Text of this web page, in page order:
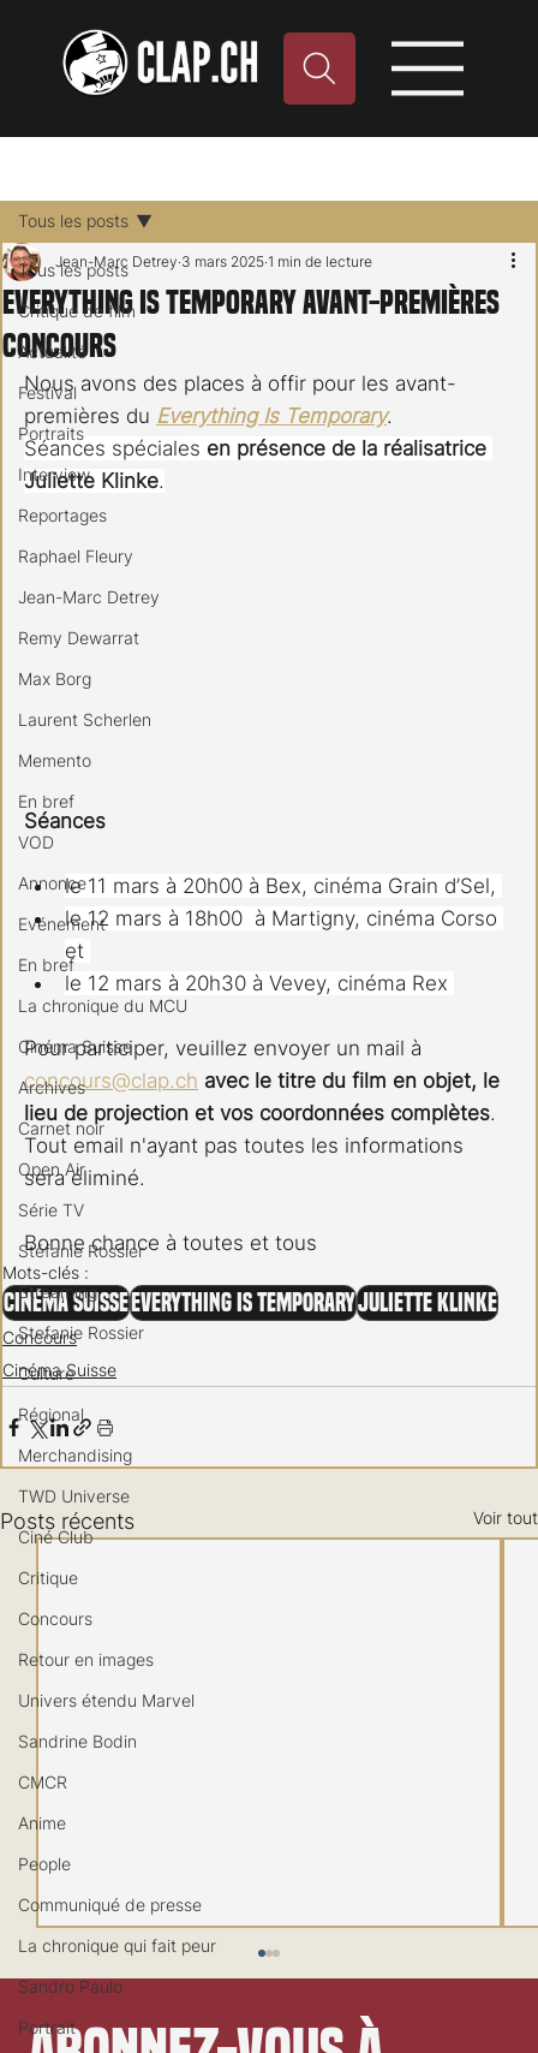
Tous les posts
Critique de film
Actualité
Festival
Portraits
Interview
Reportages
Raphael Fleury
Jean-Marc Detrey
Remy Dewarrat
Max Borg
Laurent Scherlen
Memento
En bref
VOD
Annonce
Evénement
En bref
La chronique du MCU
Cinéma Suisse
Archives
Carnet noir
Open Air
Série TV
Stéfanie Rossier
Streaming
Stefanie Rossier
Culture
Régional
Merchandising
TWD Universe
Ciné Club
Critique
Concours
Retour en images
Univers étendu Marvel
Sandrine Bodin
CMCR
Anime
People
Communiqué de presse
La chronique qui fait peur
Sandro Paulo
Portrait
Tous les posts
Everything Is Temporary avant-premières
concours
Jean-Marc Detrey 3 mars 2025 1 min de lecture
Nous avons des places à offir pour les avant-
premières du Everything Is Temporary.
Séances spéciales en présence de la réalisatrice
Juliette Klinke.
Séances
le 11 mars à 20h00 à Bex, cinéma Grain d’Sel,
le 12 mars à 18h00  à Martigny, cinéma Corso
et
le 12 mars à 20h30 à Vevey, cinéma Rex
Pour participer, veuillez envoyer un mail à
concours@clap.ch avec le titre du film en objet, le
lieu de projection et vos coordonnées complètes.
Tout email n'ayant pas toutes les informations
sera éliminé.
Bonne chance à toutes et tous
Mots-clés :
Cinéma Suisse Everything Is TemporaryJuliette Klinke
Concours
Cinéma Suisse
Posts récents Voir tout